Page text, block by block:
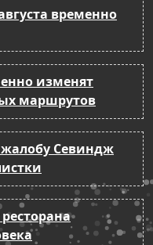
временно
изменят
маршрутов
Севиндж